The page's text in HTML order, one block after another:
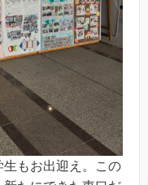
もお出迎え。この